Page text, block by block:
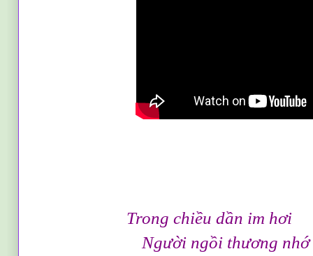
Trong chiềudần im hơi
Người ngồi thương nhớ